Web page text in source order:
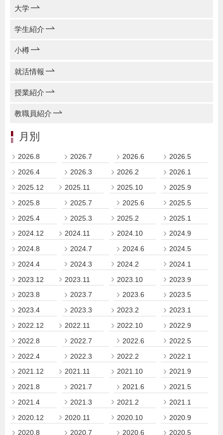
大学
学生紹介
小樽
就活情報
授業紹介
教職員紹介
月別
2026.8 2026.7 2026.6
2026.5
2026.4
2026.3 2026.2
2026.1
2025.12
2025.11 2025.10
2025.9
2025.8
2025.7 2025.6
2025.5
2025.4
2025.3 2025.2
2025.1
2024.12
2024.11 2024.10
2024.9
2024.8
2024.7 2024.6
2024.5
2024.4
2024.3 2024.2
2024.1
2023.12
2023.11 2023.10
2023.9
2023.8
2023.7 2023.6
2023.5
2023.4
2023.3 2023.2
2023.1
2022.12
2022.11 2022.10
2022.9
2022.8
2022.7 2022.6
2022.5
2022.4
2022.3 2022.2
2022.1
2021.12
2021.11 2021.10
2021.9
2021.8
2021.7 2021.6
2021.5
2021.4
2021.3 2021.2
2021.1
2020.12
2020.11 2020.10
2020.9
2020.8
2020.7 2020.6
2020.5